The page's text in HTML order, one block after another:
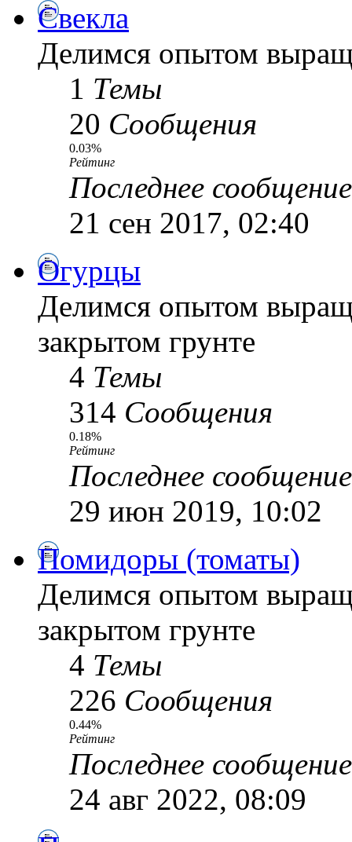
Свекла
Делимся опытом
1 Темы
20 Сообщения
0.03%
Рейтинг
Последнее сообщение
21 сен 2017, 02:40
Огурцы
Делимся опытом
закрытом грунте
4 Темы
314 Сообщения
0.18%
Рейтинг
Последнее сообщение
29 июн 2019, 10:02
Помидоры (томаты)
Делимся опытом
закрытом грунте
4 Темы
226 Сообщения
0.44%
Рейтинг
Последнее сообщение
24 авг 2022, 08:09